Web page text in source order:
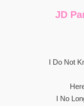
JD
I Do Not
I No